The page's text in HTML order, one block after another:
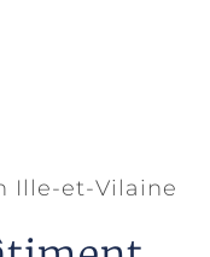
Ille-et-Vilaine